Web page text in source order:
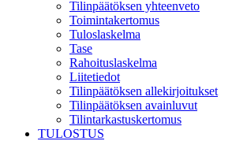
Tilinpäätöksen yhteenveto
Toimintakertomus
Tuloslaskelma
Tase
Rahoituslaskelma
Liitetiedot
Tilinpäätöksen allekirjoitukset
Tilinpäätöksen avainluvut
Tilintarkastuskertomus
TULOSTUS